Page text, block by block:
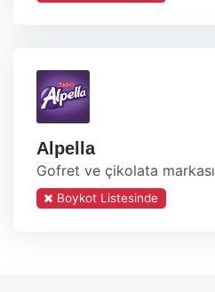
Alpella
Gofret ve çikolata markası
Boykot Listesinde